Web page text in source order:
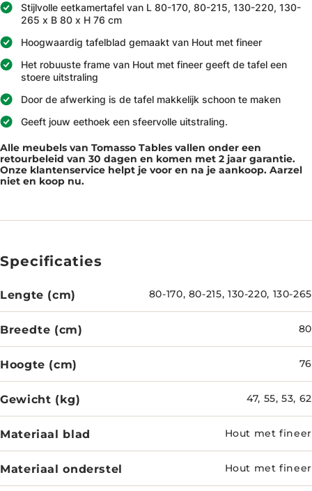
Stijlvolle eetkamertafel van L 80-170, 80-215, 130-220, 130-
265 x B 80 x H 76 cm
Hoogwaardig tafelblad gemaakt van Hout met fineer
Het robuuste frame van Hout met fineer geeft de tafel een
stoere uitstraling
Door de afwerking is de tafel makkelijk schoon te maken
Geeft jouw eethoek een sfeervolle uitstraling.
Alle meubels van Tomasso Tables vallen onder een
retourbeleid van 30 dagen en komen met 2 jaar garantie.
Onze klantenservice helpt je voor en na je aankoop. Aarzel
niet en koop nu.
Specificaties
Lengte (cm) 80-170, 80-215, 130-220, 130-265
Breedte (cm) 80
Hoogte (cm) 76
Gewicht (kg) 47, 55, 53, 62
Materiaal blad Hout met fineer
Materiaal onderstel Hout met fineer